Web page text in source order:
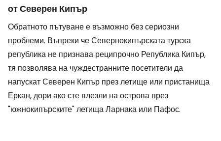
от Северен Кипър
Обратното пътуване е възможно без сериозни
проблеми. Въпреки че Севернокипърската турска
република не признава реципрочно Република Кипър,
тя позволява на чуждестранните посетители да
напускат Северен Кипър през летище или пристанища
Еркан, дори ако сте влезли на острова през
"южнокипърските" летища Ларнака или Пафос.